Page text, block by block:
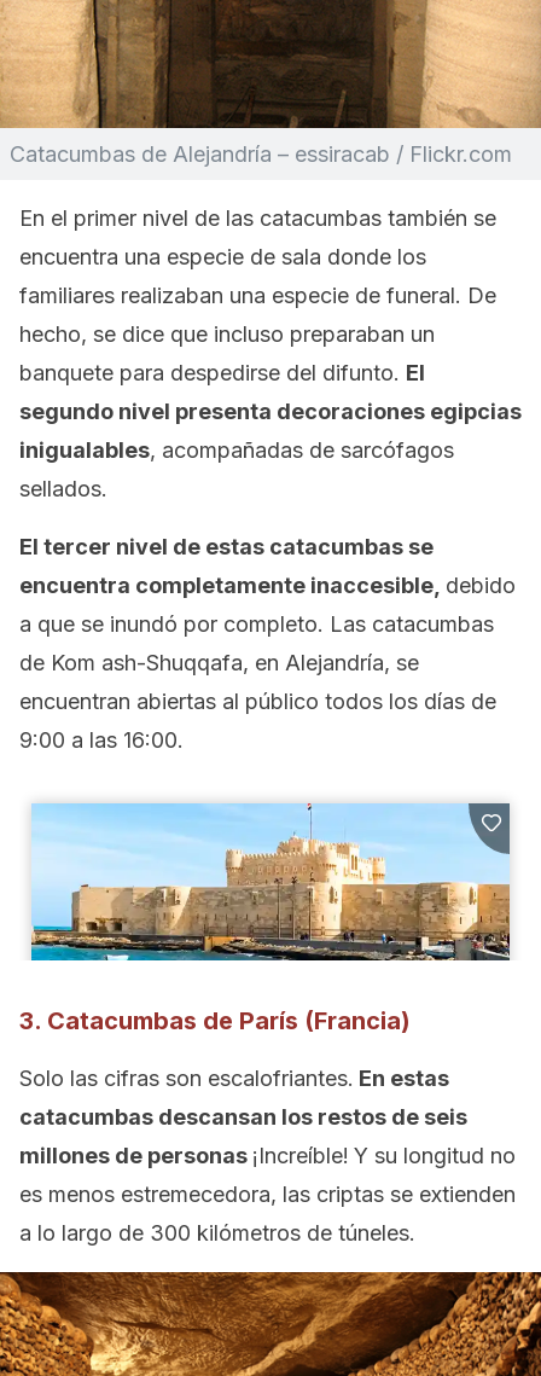
Catacumbas de Alejandría – essiracab / Flickr.com
En el primer nivel de las catacumbas también se
encuentra una especie de sala donde los
familiares realizaban una especie de funeral. De
hecho, se dice que incluso preparaban un
banquete para despedirse del difunto. El
segundo nivel presenta decoraciones egipcias
inigualables, acompañadas de sarcófagos
sellados.
El tercer nivel de estas catacumbas se
encuentra completamente inaccesible, debido
a que se inundó por completo. Las catacumbas
de Kom ash-Shuqqafa, en Alejandría, se
encuentran abiertas al público todos los días de
9:00 a las 16:00.
3. Catacumbas de París (Francia)
Solo las cifras son escalofriantes. En estas
catacumbas descansan los restos de seis
millones de personas ¡Increíble! Y su longitud no
es menos estremecedora, las criptas se extienden
a lo largo de 300 kilómetros de túneles.